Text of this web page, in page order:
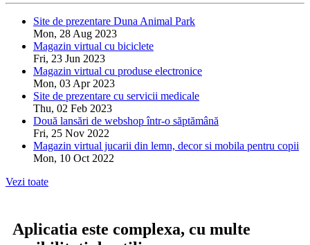
Site de prezentare Duna Animal Park
Mon, 28 Aug 2023
Magazin virtual cu biciclete
Fri, 23 Jun 2023
Magazin virtual cu produse electronice
Mon, 03 Apr 2023
Site de prezentare cu servicii medicale
Thu, 02 Feb 2023
Două lansări de webshop într-o săptămână
Fri, 25 Nov 2022
Magazin virtual jucarii din lemn, decor si mobila pentru copii
Mon, 10 Oct 2022
Vezi toate
Aplicatia este complexa, cu multe